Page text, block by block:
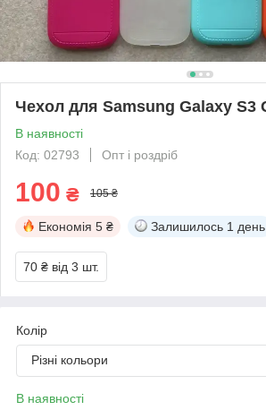
Чехол для Samsung Galaxy S3
В наявності
Код: 02793
Опт і роздріб
100 ₴ 105 ₴
Економія 5 ₴ Залишилось 1 день
70 ₴ від 3 шт.
Колір
Різні кольори
В наявності